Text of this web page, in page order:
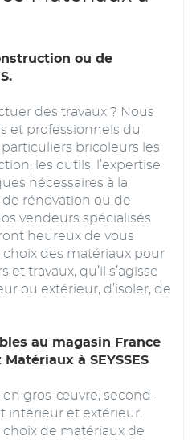
ou de
des travaux ? Nous
et professionnels du
bricoleurs les
les outils, l’expertise
nécessaires à la
de rénovation ou de
vendeurs spécialisés
heureux de vous
des matériaux pour
travaux, qu’il s’agisse
ou extérieur, d’isoler, de
au magasin France
à SEYSSES
en gros-œuvre, second-
intérieur et extérieur,
de matériaux de